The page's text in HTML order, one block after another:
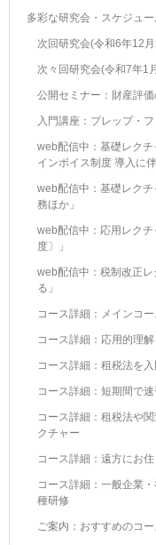
多彩な研究会・スケジュ
次回研究会(令和6年12
次々回研究会(令和7年1
公開セミナー：財産評価
入門講座：プレップ・
web配信中：基礎レク
インボイス制度 導入に伴
web配信中：基礎レク
務ほか」
web配信中：応用レク
度〕」
web配信中：税制改正
る」
コース詳細：メインコ
コース詳細：応用的理
コース詳細：租税法を
コース詳細：短期間で
コース詳細：租税法や
クチャー
コース詳細：遠方にお
コース詳細：一般企業
種研修
ご案内：おすすめのコ